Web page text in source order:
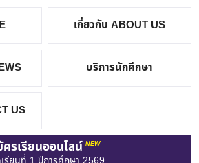
เกี่ยวกับ ABOUT US
บริการนักศึกษา
US
รเรียนออนไลน์ NEW